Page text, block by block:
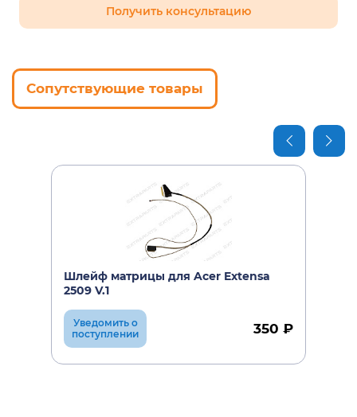
Получить консультацию
Сопутствующие товары
Шлейф матрицы для Acer Extensa
2509 V.1
Уведомить о
поступлении
350 ₽